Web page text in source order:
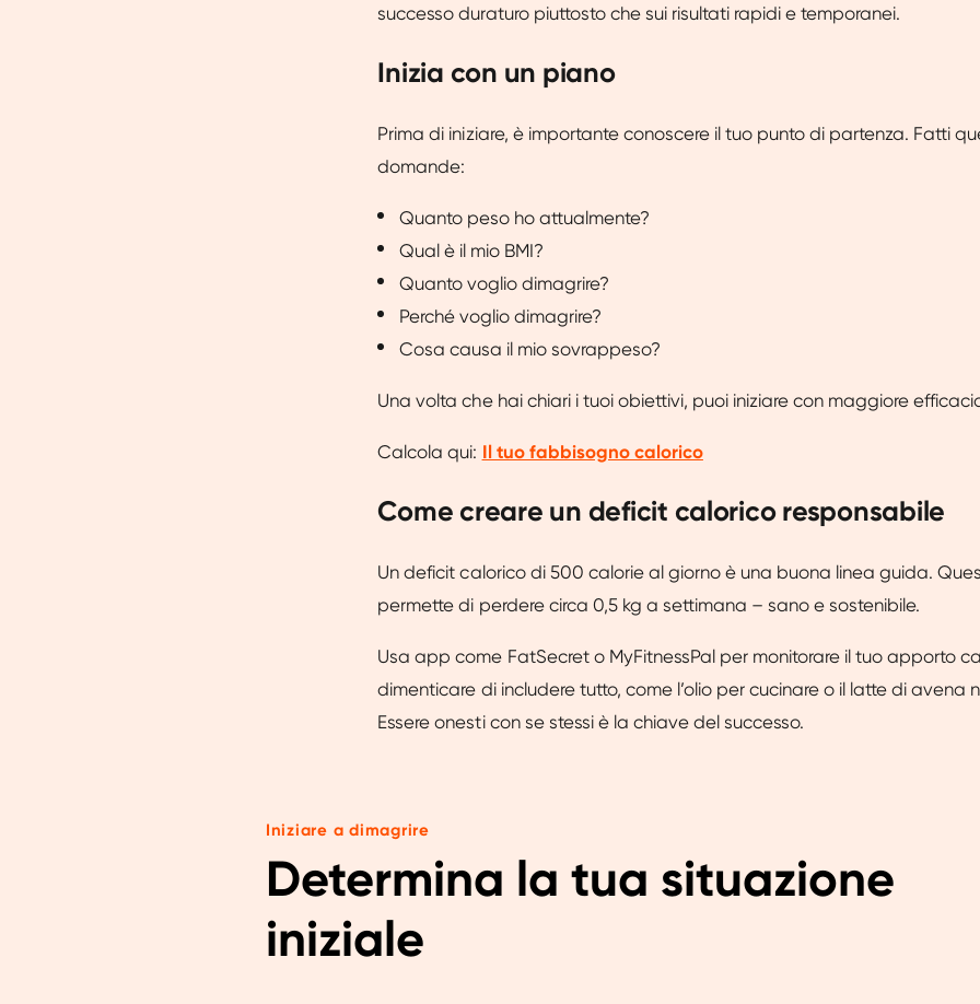
successo duraturo piuttosto che sui risultati rapidi e temporanei.
Inizia con un piano
Prima di iniziare, è importante conoscere il tuo punto di partenza. Fatti
domande:
Quanto peso ho attualmente?
Qual è il mio BMI?
Quanto voglio dimagrire?
Perché voglio dimagrire?
Cosa causa il mio sovrappeso?
Una volta che hai chiari i tuoi obiettivi, puoi iniziare con maggiore
Calcola qui: Il tuo fabbisogno calorico
Come creare un deficit calorico responsabile
Un deficit calorico di 500 calorie al giorno è una buona linea guida.
permette di perdere circa 0,5 kg a settimana – sano e sostenibile.
Usa app come FatSecret o MyFitnessPal per monitorare il tuo apporto
dimenticare di includere tutto, come l’olio per cucinare o il latte di avena
Essere onesti con se stessi è la chiave del successo.
Iniziare a dimagrire
Determina la tua situazione
iniziale